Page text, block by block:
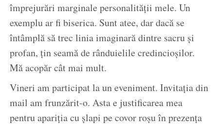
împrejurări marginale personalității mele. Un
exemplu ar fi biserica. Sunt atee, dar dacă se
întâmplă să trec linia imaginară dintre sacru și
profan, țin seamă de rânduielile credincioșilor.
Mă acopăr cât mai mult.
Vineri am participat la un eveniment. Invitația din
mail am frunzărit-o. Asta e justificarea mea
pentru apariția cu șlapi pe covor roșu în prezența